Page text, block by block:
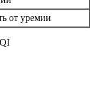
от уремии